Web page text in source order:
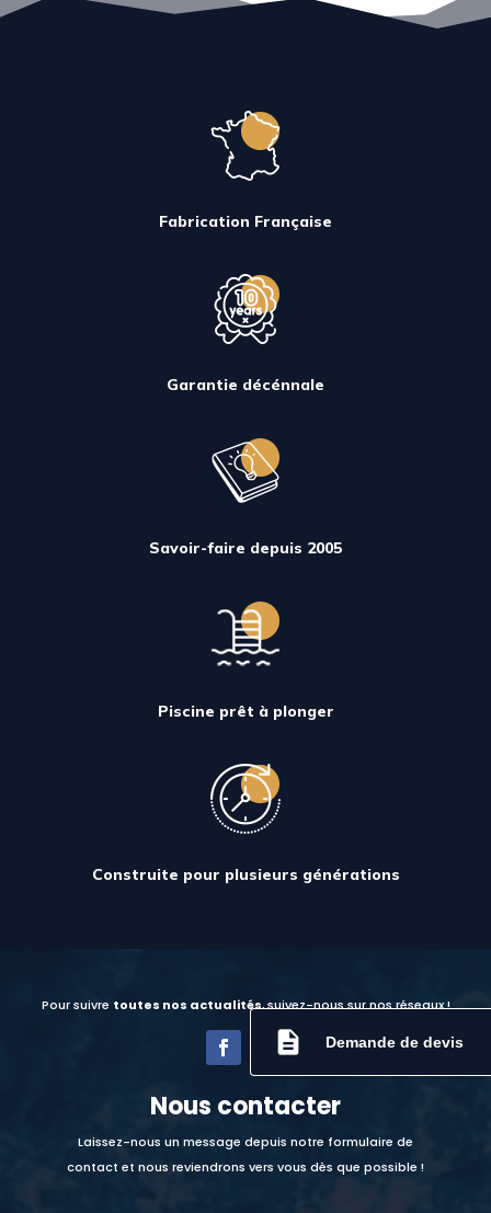
description Demande de devis
Fabrication Française
Garantie décénnale
Savoir-faire depuis 2005
Piscine prêt à plonger
Construite pour plusieurs générations
Pour suivre toutes nos actualités, suivez-nous sur nos réseaux !
Nous contacter
Laissez-nous un message depuis notre formulaire de
contact et nous reviendrons vers vous dès que possible !